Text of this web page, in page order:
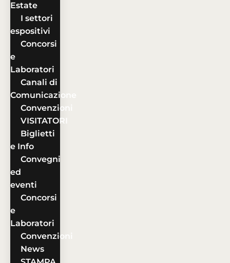
Estate
I settori
espositivi
Concorsi
e
Laboratori
Canali di
Comunicazione
Convenzioni
VISITATORI
Biglietti
e Info
Convegni
ed
eventi
Concorsi
e
Laboratori
Convenzioni
News